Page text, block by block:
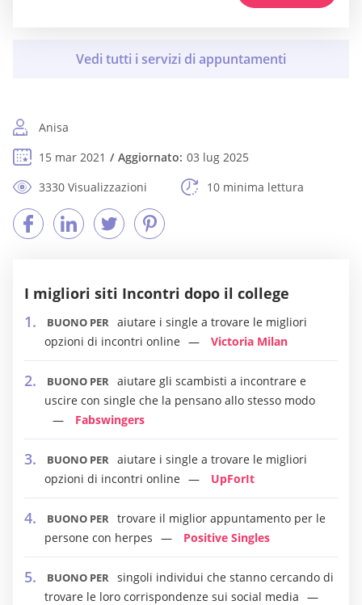
Anisa
15 mar 2021
Aggiornato: 03 lug 2025
3330 Visualizzazioni
10 minima lettura
I migliori siti Incontri dopo il college
BUONO PER aiutare i single a trovare le migliori
opzioni di incontri online
Victoria Milan
BUONO PER aiutare gli scambisti a incontrare e
uscire con single che la pensano allo stesso modo
Fabswingers
BUONO PER aiutare i single a trovare le migliori
opzioni di incontri online
UpForIt
BUONO PER trovare il miglior appuntamento per le
persone con herpes
Positive Singles
BUONO PER singoli individui che stanno cercando di
trovare le loro corrispondenze sui social media